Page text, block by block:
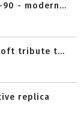
- modern...
tribute t...
replica